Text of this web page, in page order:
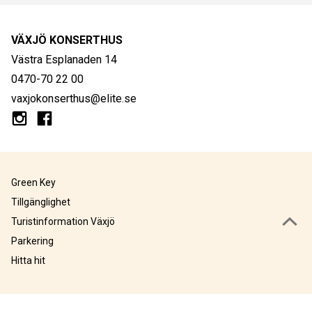
VÄXJÖ KONSERTHUS
Västra Esplanaden 14
0470-70 22 00
vaxjokonserthus@elite.se
Green Key
Tillgänglighet
Turistinformation Växjö
Parkering
Hitta hit